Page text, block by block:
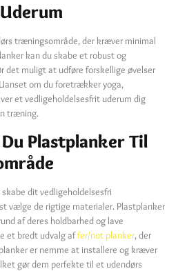
træningsområde, der kræver minimal
kan du skabe et robust og
det muligt at udføre forskellige øvelser
om du foretrækker yoga,
et vedligeholdelsesfrit uderum dig
træning.
Plastplanker Til
dit vedligeholdelsesfri
vælge de rigtige materialer. Plastplanker
af deres holdbarhed og lave
et bredt udvalg affer/not planker, der
er nemme at installere og kræver
gør dem perfekte til et udendørs